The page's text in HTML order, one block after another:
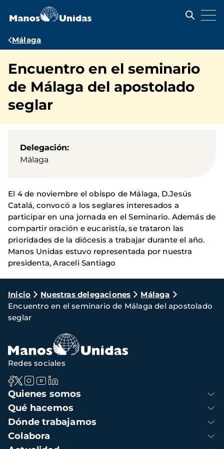
contenido
Ruta
navegación
Málaga
Encuentro en el seminario
de Málaga del apostolado
seglar
Delegación
Málaga
El 4 de noviembre el obispo de Málaga, D.Jesús
Catalá, convocó a los seglares interesados a
participar en una jornada en el Seminario. Además de
compartir oración e eucaristía, se trataron las
prioridades de la diócesis a trabajar durante el año.
Manos Unidas estuvo representada por nuestra
presidenta, Araceli Santiago
Ruta
de
navegación
Inicio Nuestras delegaciones
Málaga
Encuentro en el seminario de Málaga del apostolado
seglar
Navegación
principal
Quienes somos
Qué hacemos
Dónde trabajamos
Colabora
Redes sociales